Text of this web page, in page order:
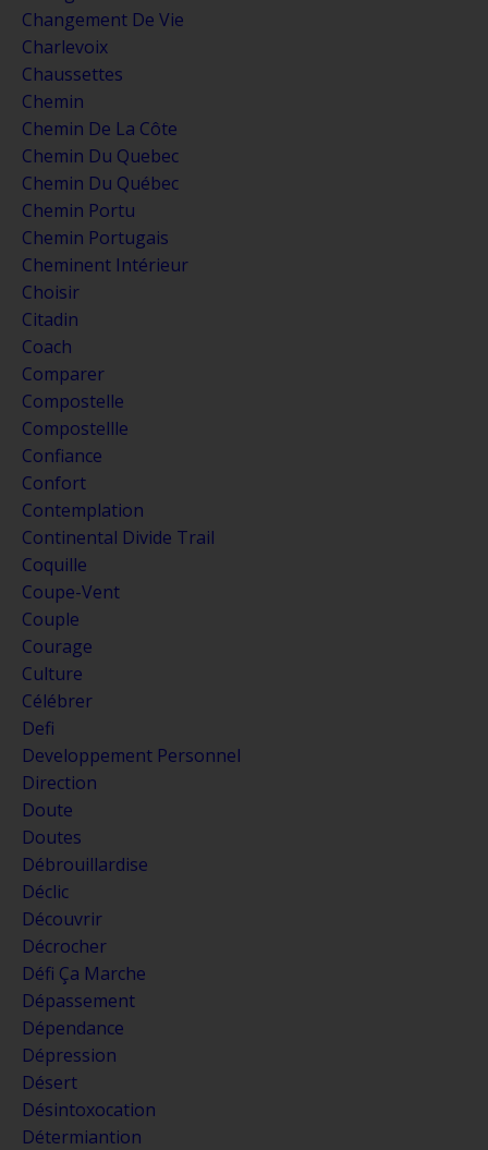
Changement De Vie
Charlevoix
Chaussettes
Chemin
Chemin De La Côte
Chemin Du Quebec
Chemin Du Québec
Chemin Portu
Chemin Portugais
Cheminent Intérieur
Choisir
Citadin
Coach
Comparer
Compostelle
Compostellle
Confiance
Confort
Contemplation
Continental Divide Trail
Coquille
Coupe-Vent
Couple
Courage
Culture
Célébrer
Defi
Developpement Personnel
Direction
Doute
Doutes
Débrouillardise
Déclic
Découvrir
Décrocher
Défi Ça Marche
Dépassement
Dépendance
Dépression
Désert
Désintoxocation
Détermiantion